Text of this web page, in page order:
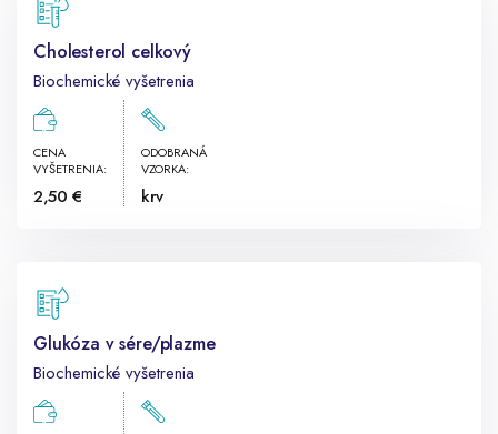
Cholesterol celkový
Biochemické vyšetrenia
CENA
VYŠETRENIA:
2,50 €
ODOBRANÁ
VZORKA:
krv
Glukóza v sére/plazme
Biochemické vyšetrenia